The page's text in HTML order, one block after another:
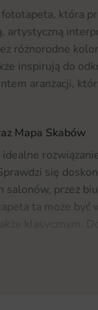
która
artystyczną
różnorodne
inspirują do
aranżacji,
Mapa Skabów
się
salonów, przez
ta może być
i spokój,